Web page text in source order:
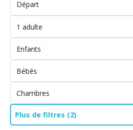
1 adulte
Enfants
Bébés
Chambres
Plus de filtres (2)